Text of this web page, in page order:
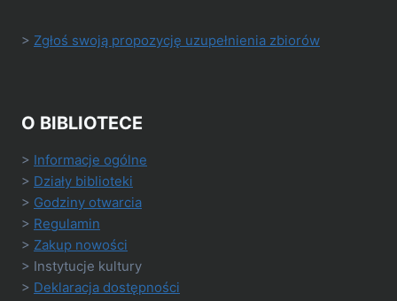
> Zgłoś swoją propozycję uzupełnienia zbiorów
O BIBLIOTECE
> Informacje ogólne
> Działy biblioteki
> Godziny otwarcia
> Regulamin
> Zakup nowości
> Instytucje kultury
> Deklaracja dostępności